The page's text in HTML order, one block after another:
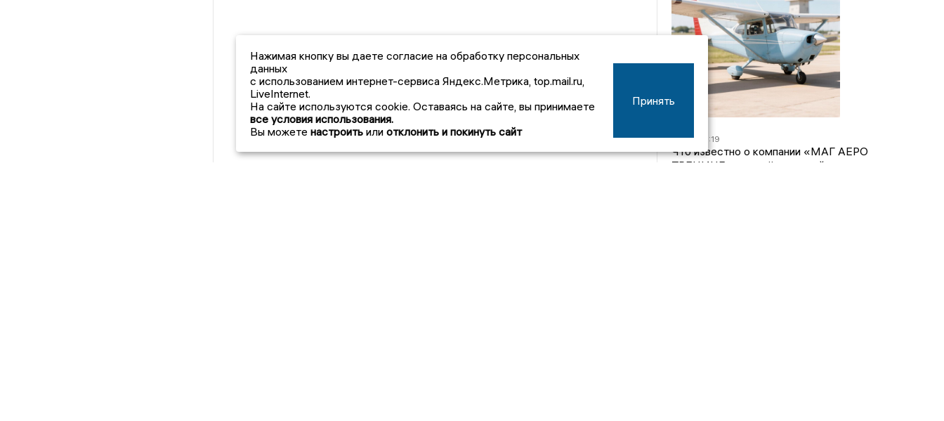
07/08 16:19
Что известно о компании «МАГ АЕРО
ТРЕНИНГ», самолёт которой потерпел крушение
Нажимая кнопку вы даете согласие на обработку персональных
данных
с использованием интернет-сервиса Яндекс.Метрика, top.mail.ru,
LiveInternet.
На сайте используются cookie. Оставаясь на сайте, вы принимаете
все условия использования.
Вы можете настроить или отклонить и покинуть сайт
Принять